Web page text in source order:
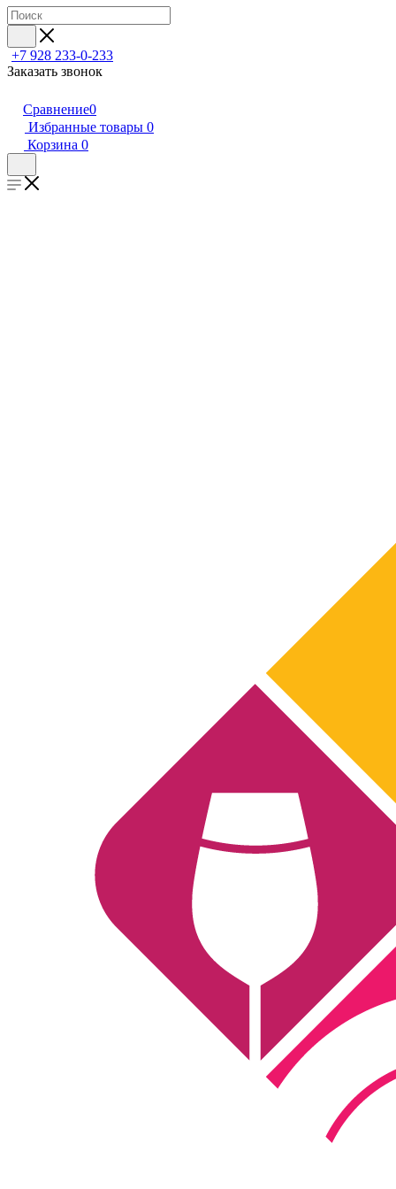
+7 928 233-0-233
Заказать звонок
Сравнение0
Избранные товары 0
Корзина 0